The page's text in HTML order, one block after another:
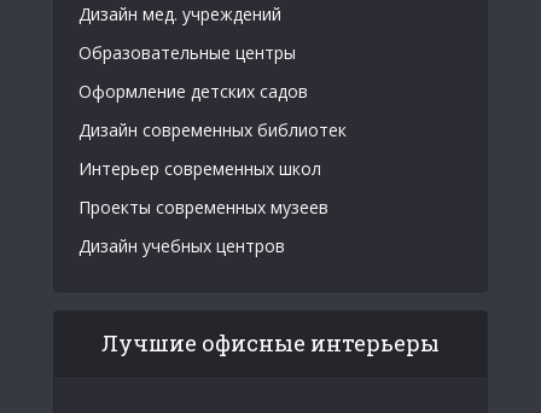
Дизайн мед. учреждений
Образовательные центры
Оформление детских садов
Дизайн современных библиотек
Интерьер современных школ
Проекты современных музеев
Дизайн учебных центров
Лучшие офисные интерьеры